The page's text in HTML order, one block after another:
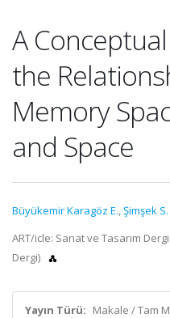
A
the
Memory
and Space
Büyükemir Karagöz E.,Şimşek S.
ART/icle: Sanat ve Tasarım
Dergi)
Yayın Türü: Makale / Tam